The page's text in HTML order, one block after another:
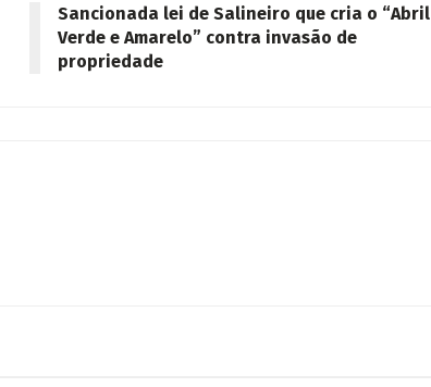
Sancionada lei de Salineiro que cria o “Abril
Verde e Amarelo” contra invasão de
propriedade